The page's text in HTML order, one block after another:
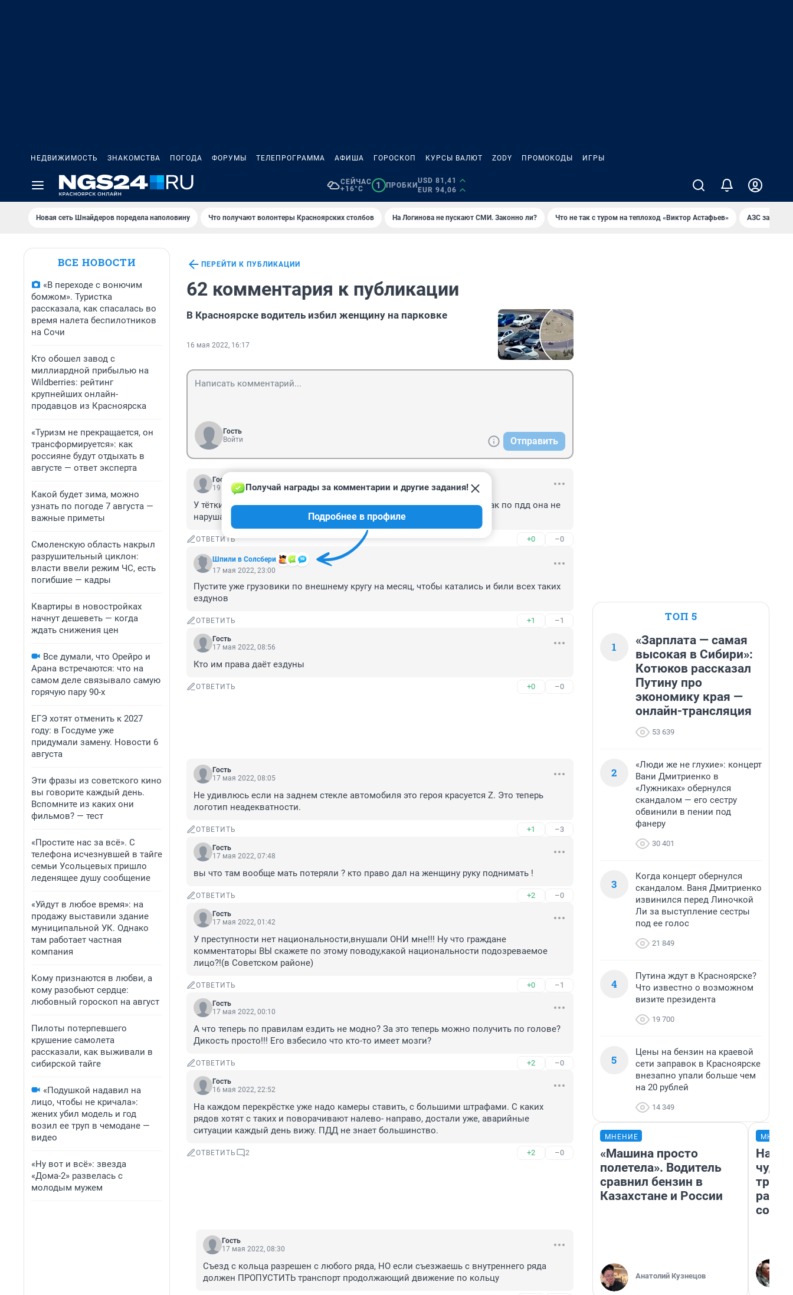
НЕДВИЖИМОСТЬ ЗНАКОМСТВА ПОГОДА ФОРУМЫ ТЕЛЕПРОГРАММА АФИША ГОРОСКОП КУРСЫ ВАЛЮТ ZODY ПРОМОКОДЫ ИГРЫ
СЕЙЧАС
+16°C
1 ПРОБКИ
USD 81,41
EUR 94,06
Новая сеть Шнайдеров поредела наполовину Что получают волонтеры Красноярских столбов На Логинова не пускают СМИ. Законно ли? Что не так с туром на теплоход «Виктор Астафьев» AЗС
ВСЕ НОВОСТИ
«В переходе с вонючим
бомжом». Туристка
рассказала, как спасалась во
время налета беспилотников
на Сочи
Кто обошел завод с
миллиардной прибылью на
Wildberries: рейтинг
крупнейших онлайн-
продавцов из Красноярска
«Туризм не прекращается, он
трансформируется»: как
россияне будут отдыхать в
августе — ответ эксперта
Какой будет зима, можно
узнать по погоде 7 августа —
важные приметы
Смоленскую область накрыл
разрушительный циклон:
власти ввели режим ЧС, есть
погибшие — кадры
Квартиры в новостройках
начнут дешеветь — когда
ждать снижения цен
Все думали, что Орейро и
Арана встречаются: что на
самом деле связывало самую
горячую пару 90-х
ЕГЭ хотят отменить к 2027
году: в Госдуме уже
придумали замену. Новости 6
августа
Эти фразы из советского кино
вы говорите каждый день.
Вспомните из каких они
фильмов? — тест
«Простите нас за всё». С
телефона исчезнувшей в тайге
семьи Усольцевых пришло
леденящее душу сообщение
«Уйдут в любое время»: на
продажу выставили здание
муниципальной УК. Однако
там работает частная
компания
Кому признаются в любви, а
кому разобьют сердце:
любовный гороскоп на август
Пилоты потерпевшего
крушение самолета
рассказали, как выживали в
сибирской тайге
«Подушкой надавил на
лицо, чтобы не кричала»:
жених убил модель и год
возил ее труп в чемодане —
видео
«Ну вот и всё»: звезда
«Дома-2» развелась с
молодым мужем
ПЕРЕЙТИ К ПУБЛИКАЦИИ
62 комментария к публикации
В Красноярске водитель избил женщину на парковке
16 мая 2022, 16:17
Гость
Войти
Отправить
Гость
19 мая 2022, 08:15
У тётки скорее всего не горел левый поворотник, это и взбесило.. А так по пдд она не
нарушала, но там все из второго ряда поворачивают, даже на видосе
ОТВЕТИТЬ +0 –0
Шпили в Солсбери
Получай награды за комментарии и другие задания!
Подробнее в профиле
17 мая 2022, 23:00
Пустите уже грузовики по внешнему кругу на месяц, чтобы катались и били всех таких
ездунов
ОТВЕТИТЬ +1 –1
Гость
17 мая 2022, 08:56
Кто им права даёт ездуны
ОТВЕТИТЬ +0 –0
Гость
17 мая 2022, 08:05
Не удивлюсь если на заднем стекле автомобиля это героя красуется Z. Это теперь
логотип неадекватности.
ОТВЕТИТЬ +1 –3
Гость
17 мая 2022, 07:48
вы что там вообще мать потеряли ? кто право дал на женщину руку поднимать !
ОТВЕТИТЬ +2 –0
Гость
17 мая 2022, 01:42
У преступности нет национальности,внушали ОНИ мне!!! Ну что граждане
комментаторы ВЫ скажете по этому поводу,какой национальности подозреваемое
лицо?!(в Советском районе)
ОТВЕТИТЬ +0 –1
Гость
17 мая 2022, 00:10
А что теперь по правилам ездить не модно? За это теперь можно получить по голове?
Дикость просто!!! Его взбесило что кто-то имеет мозги?
ОТВЕТИТЬ +2 –0
Гость
16 мая 2022, 22:52
На каждом перекрёстке уже надо камеры ставить, с большими штрафами. С каких
рядов хотят с таких и поворачивают налево- направо, достали уже, аварийные
ситуации каждый день вижу. ПДД не знает большинство.
ОТВЕТИТЬ 2 +2 –0
Гость
17 мая 2022, 08:30
Съезд с кольца разрешен с любого ряда, НО если съезжаешь с внутреннего ряда
должен ПРОПУСТИТЬ транспорт продолжающий движение по кольцу
ТОП 5
1
«Зарплата — самая
высокая в Сибири»:
Котюков рассказал
Путину про
экономику края —
онлайн-трансляция
53 639
2
«Люди же не глухие»: концерт
Вани Дмитриенко в
«Лужниках» обернулся
скандалом — его сестру
обвинили в пении под
фанеру
30 401
3
Когда концерт обернулся
скандалом. Ваня Дмитриенко
извинился перед Линочкой
Ли за выступление сестры
под ее голос
21 849
4
Путина ждут в Красноярске?
Что известно о возможном
визите президента
19 700
5
Цены на бензин на краевой
сети заправок в Красноярске
внезапно упали больше чем
на 20 рублей
14 349
МНЕНИЕ
«Машина просто
полетела». Водитель
сравнил бензин в
Казахстане и России
Анатолий Кузнецов